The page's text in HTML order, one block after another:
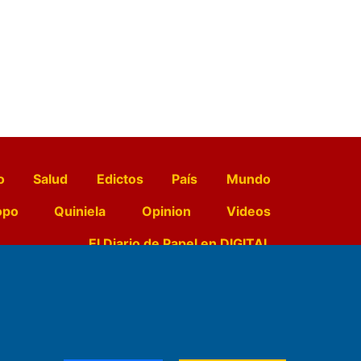
Salud Edictos País
Mundo
Quiniela Opinion
Videos
El Diario de Papel en DIGITAL